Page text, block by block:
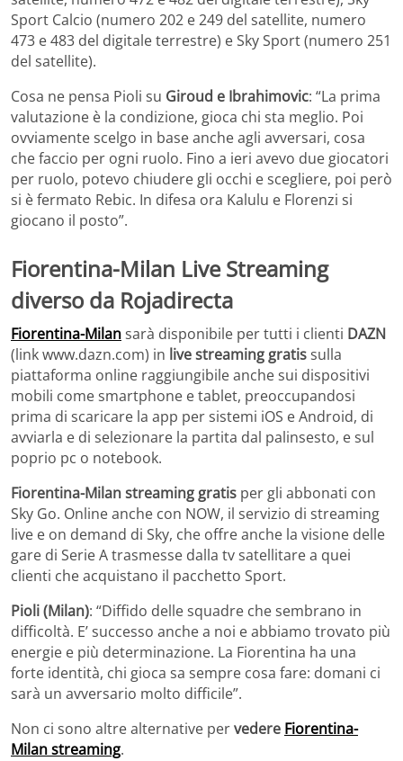
Sport Calcio (numero 202 e 249 del satellite, numero
473 e 483 del digitale terrestre) e Sky Sport (numero 251
del satellite).
Cosa ne pensa Pioli su Giroud e Ibrahimovic: “La prima
valutazione è la condizione, gioca chi sta meglio. Poi
ovviamente scelgo in base anche agli avversari, cosa
che faccio per ogni ruolo. Fino a ieri avevo due giocatori
per ruolo, potevo chiudere gli occhi e scegliere, poi però
si è fermato Rebic. In difesa ora Kalulu e Florenzi si
giocano il posto”.
Fiorentina-Milan Live Streaming
diverso da Rojadirecta
Fiorentina-Milansarà disponibile per tutti i clienti DAZN
(link www.dazn.com) in live streaming gratissulla
piattaforma online raggiungibile anche sui dispositivi
mobili come smartphone e tablet, preoccupandosi
prima di scaricare la app per sistemi iOS e Android, di
avviarla e di selezionare la partita dal palinsesto, e sul
poprio pc o notebook.
Fiorentina-Milan streaming gratis per gli abbonati con
Sky Go. Online anche con NOW, il servizio di streaming
live e on demand di Sky, che offre anche la visione delle
gare di Serie A trasmesse dalla tv satellitare a quei
clienti che acquistano il pacchetto Sport.
Pioli (Milan): “Diffido delle squadre che sembrano in
difficoltà. E’ successo anche a noi e abbiamo trovato più
energie e più determinazione. La Fiorentina ha una
forte identità, chi gioca sa sempre cosa fare: domani ci
sarà un avversario molto difficile”.
Non ci sono altre alternative pervedere Fiorentina-
Milan streaming.